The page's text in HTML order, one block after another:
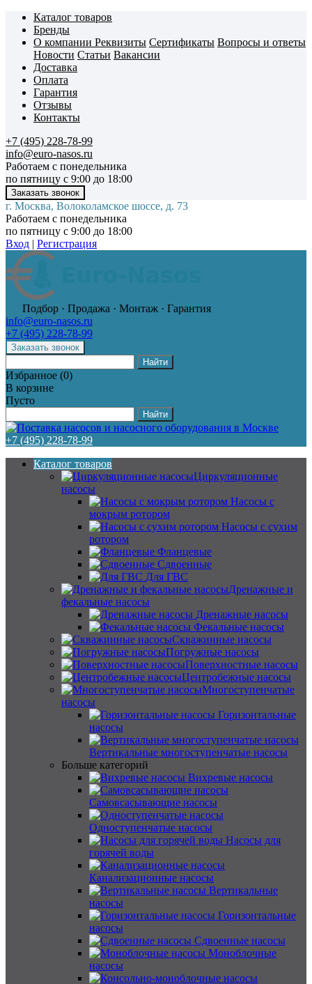
Каталог товаров
Бренды
О компании Реквизиты Сертификаты Вопросы и ответы
Новости Статьи Вакансии
Доставка
Оплата
Гарантия
Отзывы
Контакты
+7 (495) 228-78-99
info@euro-nasos.ru
Работаем с понедельника
по пятницу с 9:00 до 18:00
г. Москва, Волоколамское шоссе, д. 73
Работаем с понедельника
по пятницу с 9:00 до 18:00
Вход | Регистрация
Подбор · Продажа · Монтаж · Гарантия
info@euro-nasos.ru
+7 (495) 228-78-99
Избранное (0)
В корзине
Пусто
+7 (495) 228-78-99
Каталог товаров
Циркуляционные
насосы
Насосы с
мокрым ротором
Насосы с сухим
ротором
Фланцевые
Сдвоенные
Для ГВС
Дренажные и
фекальные насосы
Дренажные насосы
Фекальные насосы
Скважинные насосы
Погружные насосы
Поверхностные насосы
Центробежные насосы
Многоступенчатые
насосы
Горизонтальные
насосы
Вертикальные многоступенчатые насосы
Больше категорий
Вихревые насосы
Самовсасывающие насосы
Одноступенчатые насосы
Насосы для
горячей воды
Канализационные насосы
Вертикальные
насосы
Горизонтальные
насосы
Сдвоенные насосы
Моноблочные
насосы